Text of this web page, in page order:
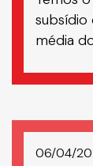
subsídio
média
06/04/